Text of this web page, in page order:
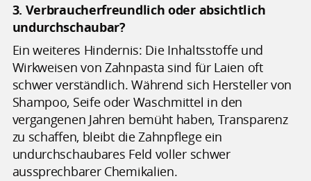
3. Verbraucherfreundlich oder absichtlich
undurchschaubar?
Ein weiteres Hindernis: Die Inhaltsstoffe und
Wirkweisen von Zahnpasta sind für Laien oft
schwer verständlich. Während sich Hersteller von
Shampoo, Seife oder Waschmittel in den
vergangenen Jahren bemüht haben, Transparenz
zu schaffen, bleibt die Zahnpflege ein
undurchschaubares Feld voller schwer
aussprechbarer Chemikalien.